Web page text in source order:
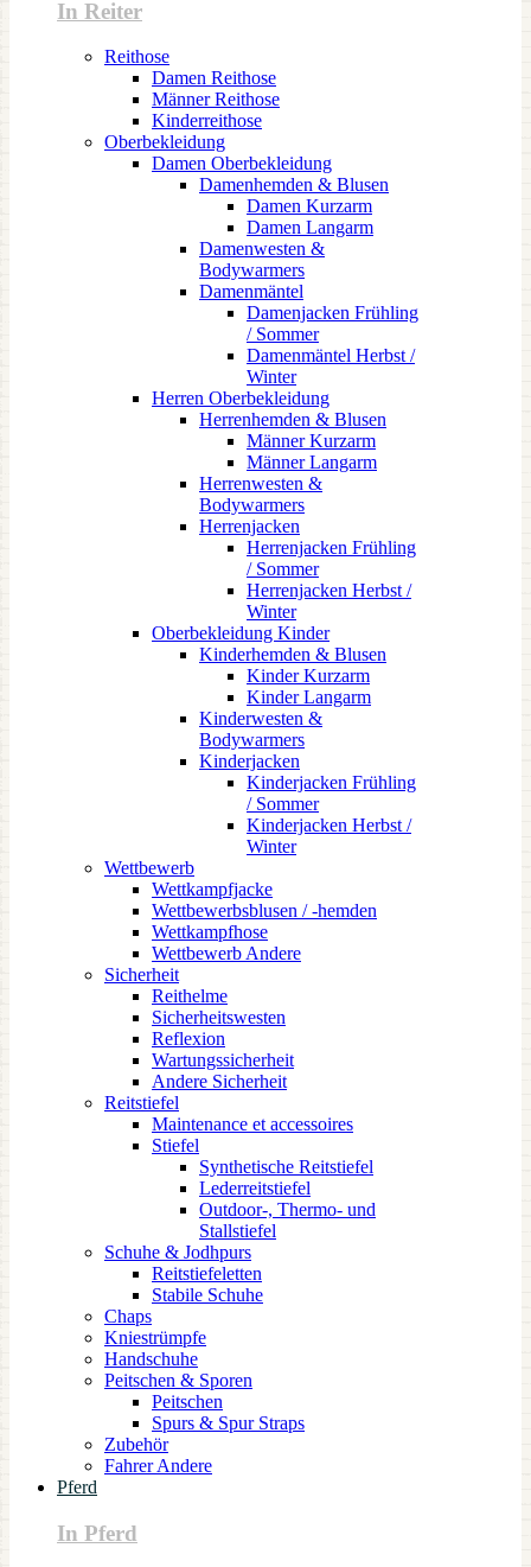
In Reiter
Reithose
Damen Reithose
Männer Reithose
Kinderreithose
Oberbekleidung
Damen Oberbekleidung
Damenhemden & Blusen
Damen Kurzarm
Damen Langarm
Damenwesten &
Bodywarmers
Damenmäntel
Damenjacken Frühling
/ Sommer
Damenmäntel Herbst /
Winter
Herren Oberbekleidung
Herrenhemden & Blusen
Männer Kurzarm
Männer Langarm
Herrenwesten &
Bodywarmers
Herrenjacken
Herrenjacken Frühling
/ Sommer
Herrenjacken Herbst /
Winter
Oberbekleidung Kinder
Kinderhemden & Blusen
Kinder Kurzarm
Kinder Langarm
Kinderwesten &
Bodywarmers
Kinderjacken
Kinderjacken Frühling
/ Sommer
Kinderjacken Herbst /
Winter
Wettbewerb
Wettkampfjacke
Wettbewerbsblusen / -hemden
Wettkampfhose
Wettbewerb Andere
Sicherheit
Reithelme
Sicherheitswesten
Reflexion
Wartungssicherheit
Andere Sicherheit
Reitstiefel
Maintenance et accessoires
Stiefel
Synthetische Reitstiefel
Lederreitstiefel
Outdoor-, Thermo- und
Stallstiefel
Schuhe & Jodhpurs
Reitstiefeletten
Stabile Schuhe
Chaps
Kniestrümpfe
Handschuhe
Peitschen & Sporen
Peitschen
Spurs & Spur Straps
Zubehör
Fahrer Andere
Pferd
In Pferd